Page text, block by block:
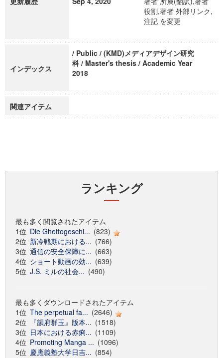
役割,著者 外部リンク,
注記 を変更
インデックス
/ Public / (KMD)メディアデザイン研究
科 / Master's thesis / Academic Year
2018
関連アイテム
ランキング
最も多く閲覧されたアイテム
1位 Die Ghettogeschi... (823)
2位 新冷戦期における... (766)
3位 通信の安全保障に... (663)
4位 ショート動画の効... (639)
5位 J.S. ミルの社会... (490)
最も多くダウンロードされたアイテム
1位 The perpetual fa... (2646)
2位
『韻府群玉』版本... (1518)
3位 日本における赤痢... (1109)
4位 Promoting Manga ... (1096)
5位 慶應義塾大学日吉... (854)